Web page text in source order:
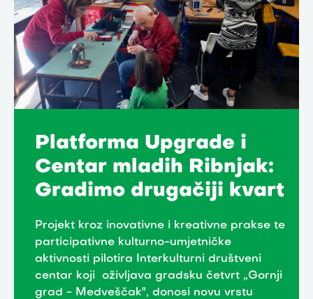
Platforma Upgrade i
Centar mladih Ribnjak:
Gradimo drugačiji kvart
Projekt kroz inovativne i kreativne prakse te
participativne kulturno-umjetničke
aktivnosti pilotira Interkulturni društveni
centar koji oživljava gradsku četvrt „Gornji
grad - Medveščak", donosi novu vrstu